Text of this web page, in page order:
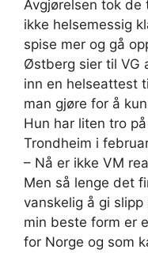
Avgjørelsen tok de
ikke helsemessig
spise mer og gå
Østberg sier til VG
inn en helseattest
man gjøre for å
Hun har liten tro
Trondheim i
– Nå er ikke VM
Men så lenge det
vanskelig å gi
min beste form er
for Norge og som